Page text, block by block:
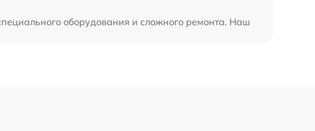
оборудования и сложного ремонта. Наш